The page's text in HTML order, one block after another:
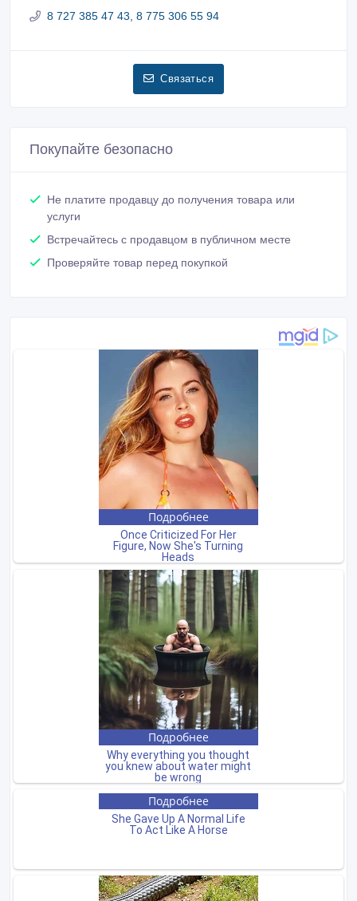
8 727 385 47 43, 8 775 306 55 94
Связаться
Покупайте безопасно
Не платите продавцу до получения товара или
услуги
Встречайтесь с продавцом в публичном месте
Проверяйте товар перед покупкой